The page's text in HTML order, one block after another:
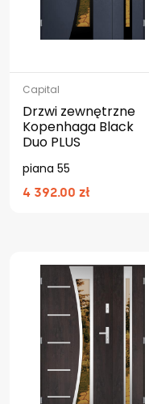
Capital
Drzwi zewnętrzne
Kopenhaga Black
Duo PLUS
piana 55
4 392.00 zł